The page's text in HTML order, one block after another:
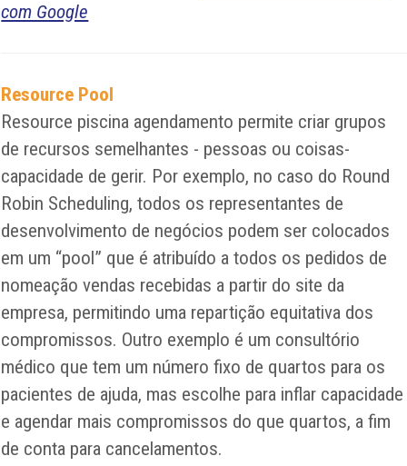
com Google
Resource Pool
Resource piscina agendamento permite criar grupos
de recursos semelhantes - pessoas ou coisas-
capacidade de gerir. Por exemplo, no caso do Round
Robin Scheduling, todos os representantes de
desenvolvimento de negócios podem ser colocados
em um “pool” que é atribuído a todos os pedidos de
nomeação vendas recebidas a partir do site da
empresa, permitindo uma repartição equitativa dos
compromissos. Outro exemplo é um consultório
médico que tem um número fixo de quartos para os
pacientes de ajuda, mas escolhe para inflar capacidade
e agendar mais compromissos do que quartos, a fim
de conta para cancelamentos.